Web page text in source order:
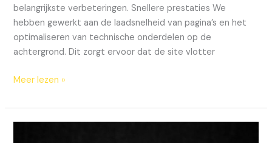
belangrijkste verbeteringen. Snellere prestaties We
hebben gewerkt aan de laadsnelheid van pagina’s en het
optimaliseren van technische onderdelen op de
achtergrond. Dit zorgt ervoor dat de site vlotter
Meer lezen »